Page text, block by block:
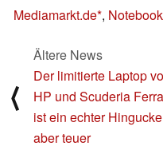
Mediamarkt.de ,
⟨
Ältere News
Der limitierte Laptop
HP und Scuderia
ist ein echter
aber teuer